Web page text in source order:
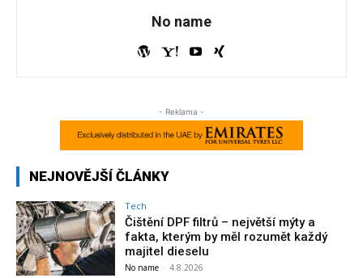
No name
- Reklama -
NEJNOVĚJŠÍ ČLÁNKY
Tech
Čištění DPF filtrů – největší mýty a
fakta, kterým by měl rozumět každý
majitel dieselu
No name - 4.8.2026